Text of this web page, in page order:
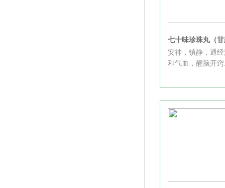
七十味珍珠丸（
安神，镇静，通
和气血，醒脑开